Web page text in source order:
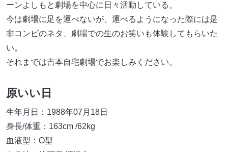
ーンよしもと劇場を中心に日々活動している。
今は劇場に足を運べないが、運べるようになった際には是
非コンビのネタ、劇場での生のお笑いも体験してもらいた
い。
それまでは吉本自宅劇場でお楽しみください。
原いい日
生年月日：1988年07月18日
身長/体重：163cm /62kg
血液型：O型